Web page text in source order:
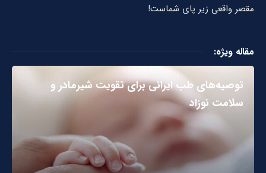
مقصر واقعی زیر پای شماست!
مقاله ویژه:
توصیه‌های طب ایرانی برای تقویت شیرمادر و
سلامت نوزاد